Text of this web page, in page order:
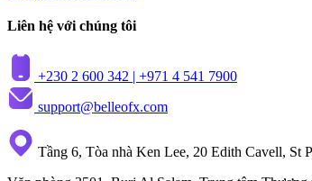
Liên hệ với chúng tôi
+230 2 600 342 | +971 4 541 7900
support@belleofx.com
Tầng 6, Tòa nhà Ken Lee, 20 Edith Cavell, St